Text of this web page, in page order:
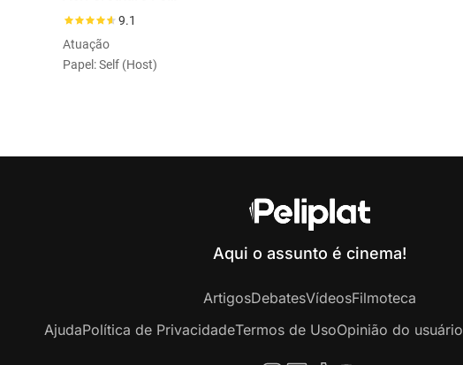
9.1
Atuação
Papel: Self (Host)
Aqui o assunto é cinema!
ArtigosDebatesVídeosFilmoteca
AjudaPolítica de PrivacidadeTermos de UsoOpinião do usuário